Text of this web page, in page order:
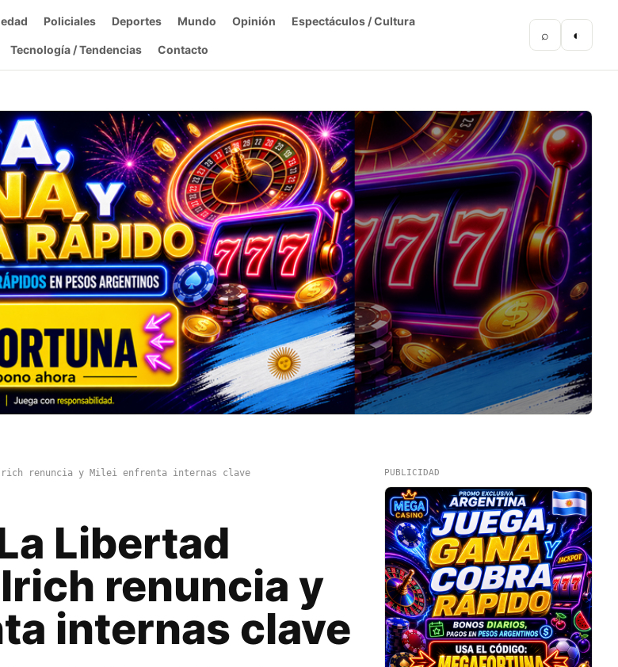
Policiales Deportes Mundo Opinión Espectáculos / Cultura
Tecnología / Tendencias Contacto
⌕ ◐
renuncia y Milei enfrenta internas clave
Libertad
renuncia y
internas clave
PUBLICIDAD